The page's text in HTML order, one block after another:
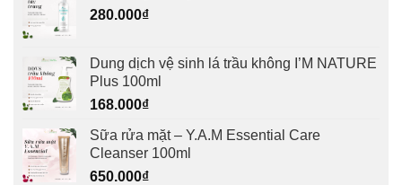
280.000₫
Dung dịch vệ sinh lá trầu không I’M NATURE
Plus 100ml
168.000₫
Sữa rửa mặt – Y.A.M Essential Care
Cleanser 100ml
650.000₫